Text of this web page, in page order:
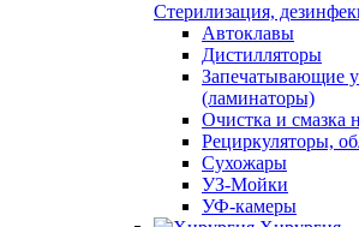
Стерилизация,
Автоклавы
Дистилляторы
Запечатывающие
(ламинаторы)
Очистка и смазка
Рециркуляторы,
Сухожары
УЗ-Мойки
УФ-камеры